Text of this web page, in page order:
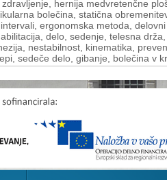
hernija medvretenčne
bolečina, statična
ergonomska metoda,
delo, sedenje, telesna
nestabilnost, kinematika,
sedeče delo, gibanje, bolečina v